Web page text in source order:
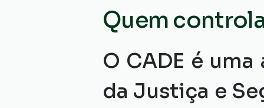
Quem
O CADE é
da Justiça e